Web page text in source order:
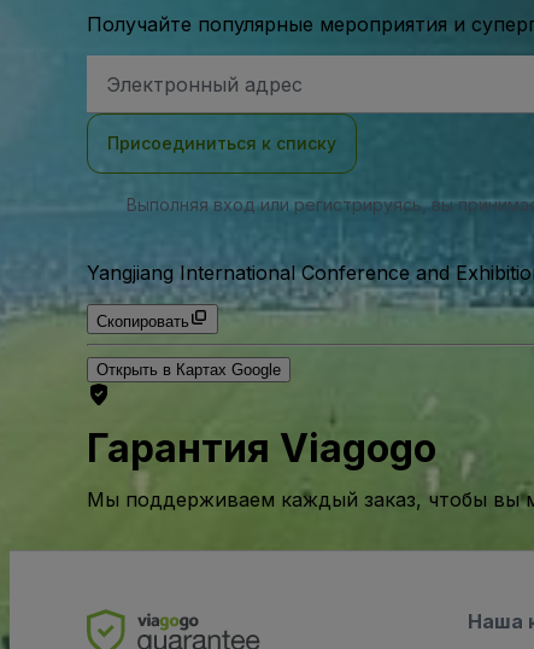
Получайте популярные мероприятия и
электронной
Присоединиться к списку
Выполняя вход или регистрируясь, вы
Yangjiang International Conference and
Скопировать
Открыть в Картах Google
Гарантия Viagogo
Мы поддерживаем каждый заказ, чтобы вы
Наша